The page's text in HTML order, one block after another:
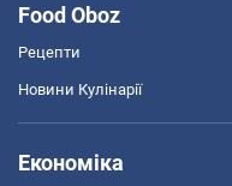
Food Oboz
Рецепти
Новини Кулінарії
Економіка